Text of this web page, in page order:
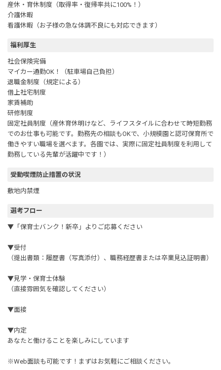
産休・育休制度（取得率・復帰率共に100%！）
介護休暇
看護休暇（お子様の急な体調不良にも対応できます）
福利厚生
社会保険完備
マイカー通勤OK！（駐車場自己負担）
退職金制度（規定による）
借上社宅制度
家賃補助
研修制度
固定社員制度（産休育休明けなど、ライフスタイルに合わせて時短勤務
でのお仕事も可能です。勤務先の相談もOKで、小規模園と認可保育所で
働きやすい職場を選べます。各園では、実際に固定社員制度を利用して
勤務している先輩が活躍中です！）
受動喫煙防止措置の状況
敷地内禁煙
選考フロー
▼「保育士バンク！新卒」よりご応募ください
▼受付
（提出書類：履歴書（写真添付）、職務経歴書または卒業見込証明書）
▼見学・保育士体験
（直接雰囲気を確認してください）
▼面接
▼内定
あなたと働けることを楽しみにしています
※Web面談も可能です！まずはお気軽にご相談ください。